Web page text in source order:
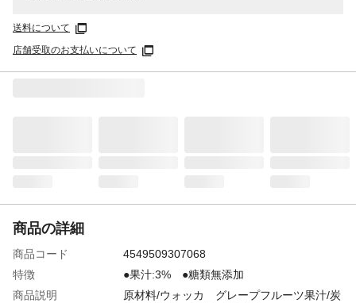
送料について
店舗受取のお支払いについて
商品の詳細
商品コード
4549509307068
特徴
●果汁:3% ●糖類無添加
商品説明
原材料/ウォッカ グレープフルーツ果汁/炭